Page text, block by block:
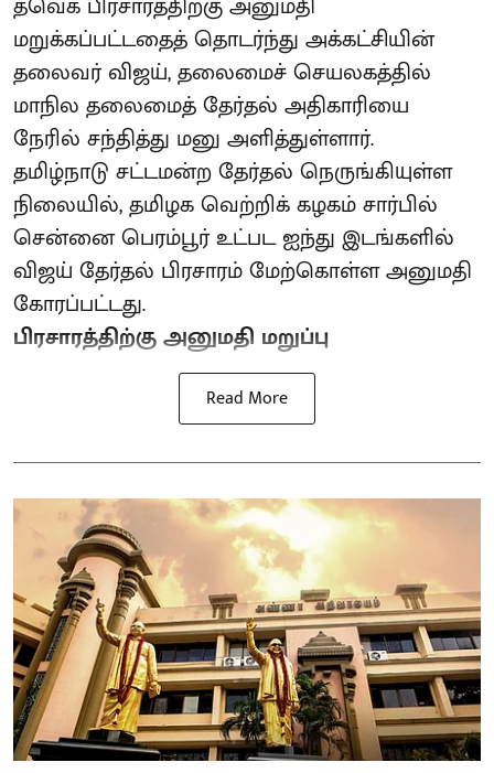
மறுக்கப்பட்டதைத் தொடர்ந்து அக்கட்சியின்
தலைவர் விஜய், தலைமைச் செயலகத்தில்
மாநில தலைமைத் தேர்தல் அதிகாரியை
நேரில் சந்தித்து மனு அளித்துள்ளார்.
தமிழ்நாடு சட்டமன்ற தேர்தல் நெருங்கியுள்ள
நிலையில், தமிழக வெற்றிக் கழகம் சார்பில்
சென்னை பெரம்பூர் உட்பட ஐந்து இடங்களில்
விஜய் தேர்தல் பிரசாரம் மேற்கொள்ள அனுமதி
கோரப்பட்டது.
பிரசாரத்திற்கு அனுமதி மறுப்பு
Read More